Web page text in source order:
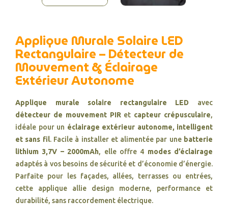
Applique Murale Solaire LED
Rectangulaire – Détecteur de
Mouvement & Éclairage
Extérieur Autonome
Applique murale solaire rectangulaire LED avec
détecteur de mouvement PIR et capteur crépusculaire,
idéale pour un éclairage extérieur autonome, intelligent
et sans fil. Facile à installer et alimentée par une batterie
lithium 3,7V – 2000mAh, elle offre 4 modes d’éclairage
adaptés à vos besoins de sécurité et d’économie d’énergie.
Parfaite pour les façades, allées, terrasses ou entrées,
cette applique allie design moderne, performance et
durabilité, sans raccordement électrique.